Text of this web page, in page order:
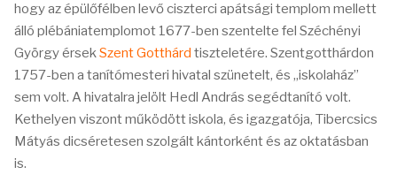
hogy az épülőfélben levő ciszterci apátsági templom mellett
álló plébániatemplomot 1677-ben szentelte fel Széchényi
György érsekSzent Gotthárd tiszteletére. Szentgotthárdon
1757-ben a tanítómesteri hivatal szünetelt, és „iskolaház”
sem volt. A hivatalra jelölt Hedl András segédtanító volt.
Kethelyen viszont működött iskola, és igazgatója, Tibercsics
Mátyás dicséretesen szolgált kántorként és az oktatásban
is.